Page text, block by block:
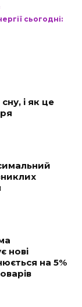
сьогодні:
і як це
нові
на 5%